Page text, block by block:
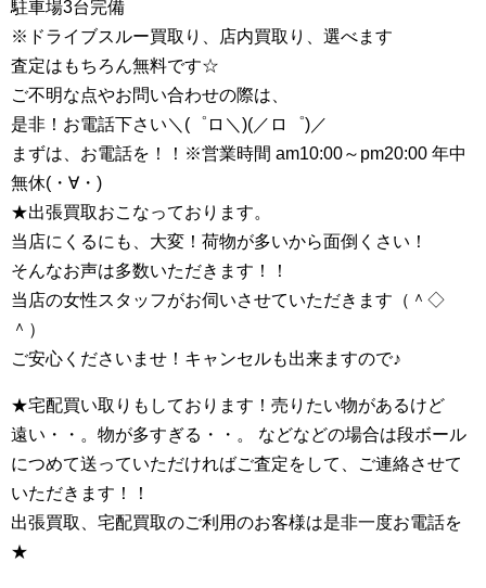
駐車場3台完備
※ドライブスルー買取り、店内買取り、選べます
査定はもちろん無料です☆
ご不明な点やお問い合わせの際は、
是非！お電話下さい＼(゜ロ＼)(／ロ゜)／
まずは、お電話を！！※営業時間 am10:00～pm20:00 年中
無休(・∀・)
★出張買取おこなっております。
当店にくるにも、大変！荷物が多いから面倒くさい！
そんなお声は多数いただきます！！
当店の女性スタッフがお伺いさせていただきます（＾◇
＾）
ご安心くださいませ！キャンセルも出来ますので♪
★宅配買い取りもしております！売りたい物があるけど
遠い・・。物が多すぎる・・。 などなどの場合は段ボール
につめて送っていただければご査定をして、ご連絡させて
いただきます！！
出張買取、宅配買取のご利用のお客様は是非一度お電話を
★